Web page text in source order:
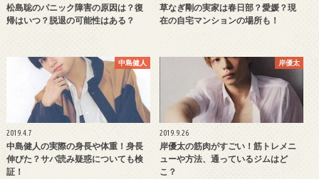
松島聡のパニック障害の原因は？復
帰はいつ？脱退の可能性はある？
草なぎ剛の実家は春日部？愛媛？現
在の自宅マンションの場所も！
中島健人
2019.4.7
中島健人の実際の身長や体重！身長
伸びた？サバ読み疑惑についても検
証！
岸優太
2019.9.26
岸優太の筋肉がすごい！筋トレメニ
ューや方法、通っているジムはど
こ？